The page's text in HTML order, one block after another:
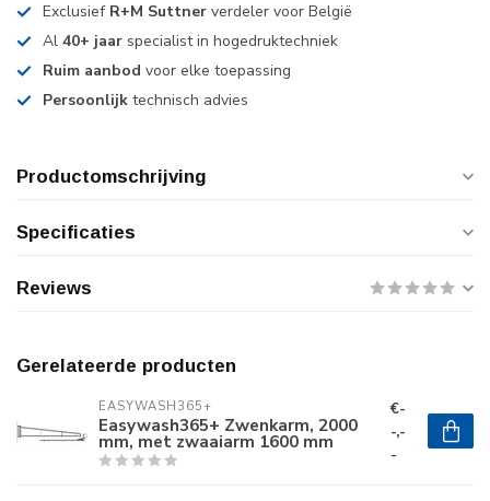
Exclusief R+M Suttner verdeler voor België
Al 40+ jaar specialist in hogedruktechniek
Ruim aanbod voor elke toepassing
Persoonlijk technisch advies
Productomschrijving
Specificaties
Reviews
Gerelateerde producten
EASYWASH365+
Easywash365+ Zwenkarm, 2000
mm, met zwaaiarm 1600 mm
€-
-,-
-